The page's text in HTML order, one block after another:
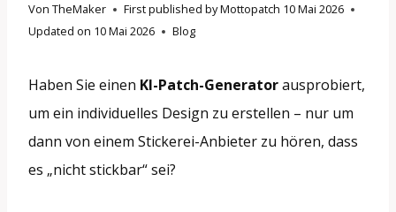
Von TheMaker First published by Mottopatch 10 Mai 2026
Updated on 10 Mai 2026 Blog
Haben Sie einen KI-Patch-Generatorausprobiert,
um ein individuelles Design zu erstellen – nur um
dann von einem Stickerei-Anbieter zu hören, dass
es „nicht stickbar“ sei?